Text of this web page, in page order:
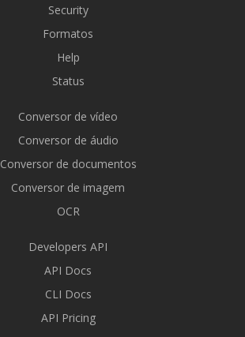
Security
Formatos
Help
Status
Conversor de vídeo
Conversor de áudio
Conversor de documentos
Conversor de imagem
OCR
Developers API
API Docs
CLI Docs
API Pricing